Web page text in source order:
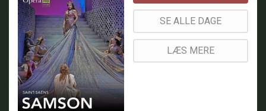
SE ALLE DAGE
LÆS MERE